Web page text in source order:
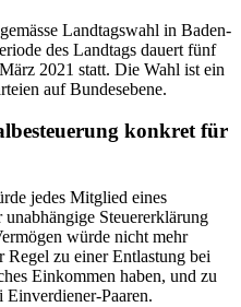
Landtagswahl in Baden-
des Landtags dauert fünf
2021 statt. Die Wahl ist ein
auf Bundesebene.
konkret für
jedes Mitglied eines
unabhängige Steuererklärung
würde nicht mehr
Regel zu einer Entlastung bei
Einkommen haben, und zu
Paaren.